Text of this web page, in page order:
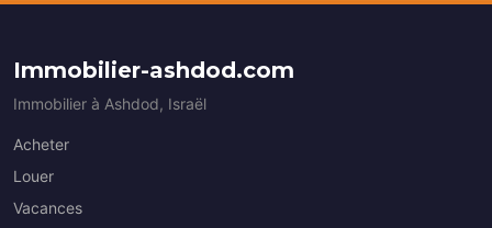
Immobilier-ashdod.com
Immobilier à Ashdod, Israël
Acheter
Louer
Vacances